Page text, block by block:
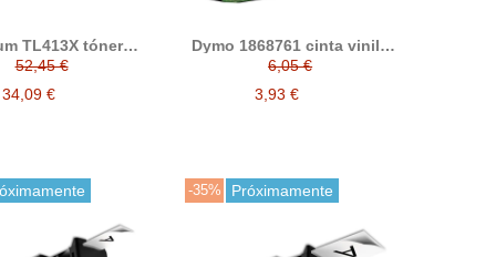
TL413X tóner
compatible
52,45 €
34,09 €
Dymo 1868761 cinta vinilo
XTL compatible (12mm
blanco sobre rojo)
6,05 €
3,93 €
-35% Próximamente